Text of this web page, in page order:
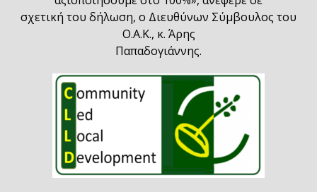
σχετική του δήλωση, ο Διευθύνων Σύμβουλος του
Ο.Α.Κ., κ. Άρης
Παπαδογιάννης.